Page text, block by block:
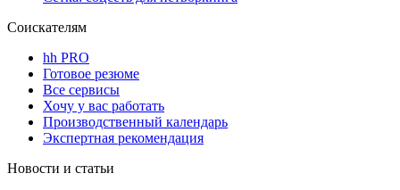
Соискателям
hh PRO
Готовое резюме
Все сервисы
Хочу у вас работать
Производственный календарь
Экспертная рекомендация
Новости и статьи